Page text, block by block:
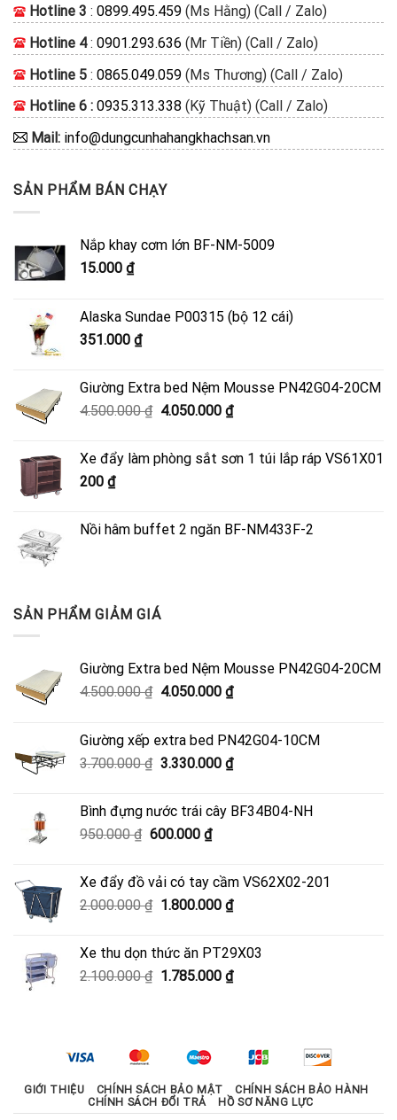
Hotline 3 : 0899.495.459 (Ms Hằng) (Call / Zalo)
Hotline 4: 0901.293.636 (Mr Tiền) (Call / Zalo)
Hotline 5 : 0865.049.059 (Ms Thương) (Call / Zalo)
Hotline 6 : 0935.313.338 (Kỹ Thuật) (Call / Zalo)
Mail: info@dungcunhahangkhachsan.vn
SẢN PHẨM BÁN CHẠY
Nắp khay cơm lớn BF-NM-5009
15.000 ₫
Alaska Sundae P00315 (bộ 12 cái)
351.000 ₫
Giường Extra bed Nệm Mousse PN42G04-20CM
4.500.000₫ Giá
4.500.000 ₫.
4.050.000 ₫Giá
là:
Xe đẩy làm phòng sắt sơn 1 túi lắp ráp VS61X01
200 ₫
Nồi hâm buffet 2 ngăn BF-NM433F-2
SẢN PHẨM GIẢM GIÁ
Giường Extra bed Nệm Mousse PN42G04-20CM
4.500.000₫ Giá
4.500.000 ₫.
4.050.000 ₫Giá
là:
4.050.000 ₫.
Giường xếp extra bed PN42G04-10CM
3.700.000₫ Giá
3.700.000 ₫.
3.330.000 ₫Giá
là:
Bình đựng nước trái cây BF34B04-NH
950.000₫ Giá
950.000 ₫.
600.000 ₫Giá
là:
600.000 ₫.
Xe đẩy đồ vải có tay cầm VS62X02-201
2.000.000₫ Giá
2.000.000 ₫.
1.800.000 ₫Giá
là:
1.800.000 ₫.
Xe thu dọn thức ăn PT29X03
2.100.000₫ Giá
1.785.000 ₫Giá
1.785.000 ₫.
GIỚI THIỆU CHÍNH SÁCH BẢO MẬT
CHÍNH SÁCH BẢO HÀNH
CHÍNH SÁCH ĐỔI TRẢ
HỒ SƠ NĂNG LỰC